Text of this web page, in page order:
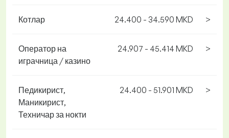
Котлар 24.400 - 34.590 MKD >
Оператор на
играчница / казино
24.907 - 45.414 MKD >
Педикирист,
Маникирист,
Техничар за нокти
24.400 - 51.901 MKD >